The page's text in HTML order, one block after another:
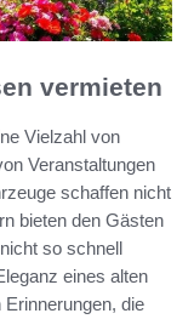
vermieten
Vielzahl von
Veranstaltungen
schaffen nicht
bieten den Gästen
so schnell
eines alten
die